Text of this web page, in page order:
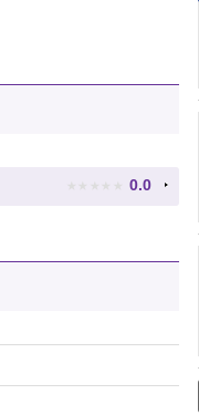
★ ★ ★ ★ ★ 0.0